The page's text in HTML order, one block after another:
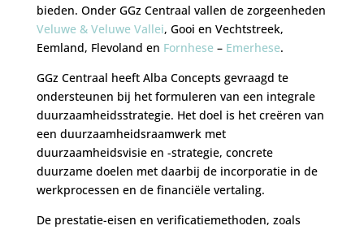
bieden. Onder GGz Centraal vallen de zorgeenheden
Veluwe & Veluwe Vallei, Gooi en Vechtstreek,
Eemland, Flevoland en Fornhese– Emerhese.
GGz Centraal heeft Alba Concepts gevraagd te
ondersteunen bij het formuleren van een integrale
duurzaamheidsstrategie. Het doel is het creëren van
een duurzaamheidsraamwerk met
duurzaamheidsvisie en -strategie, concrete
duurzame doelen met daarbij de incorporatie in de
werkprocessen en de financiële vertaling.
De prestatie-eisen en verificatiemethoden, zoals